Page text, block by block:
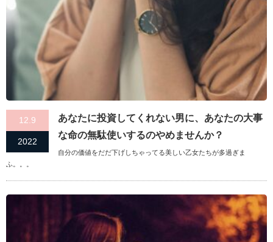
12.9
2022
あなたに投資してくれない男に、あなたの大事
な命の無駄使いするのやめませんか？
自分の価値をだだ下げしちゃってる美しい乙女たちが多過ぎま
ふ。。。